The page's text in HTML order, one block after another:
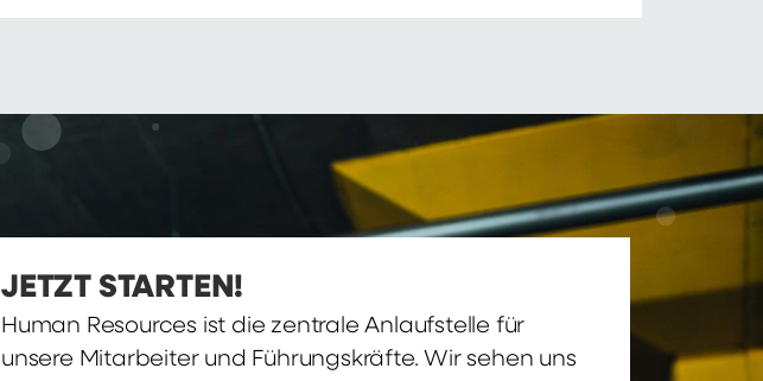
JETZT STARTEN!
Human Resources ist die zentrale Anlaufstelle für
unsere Mitarbeiter und Führungskräfte. Wir sehen uns